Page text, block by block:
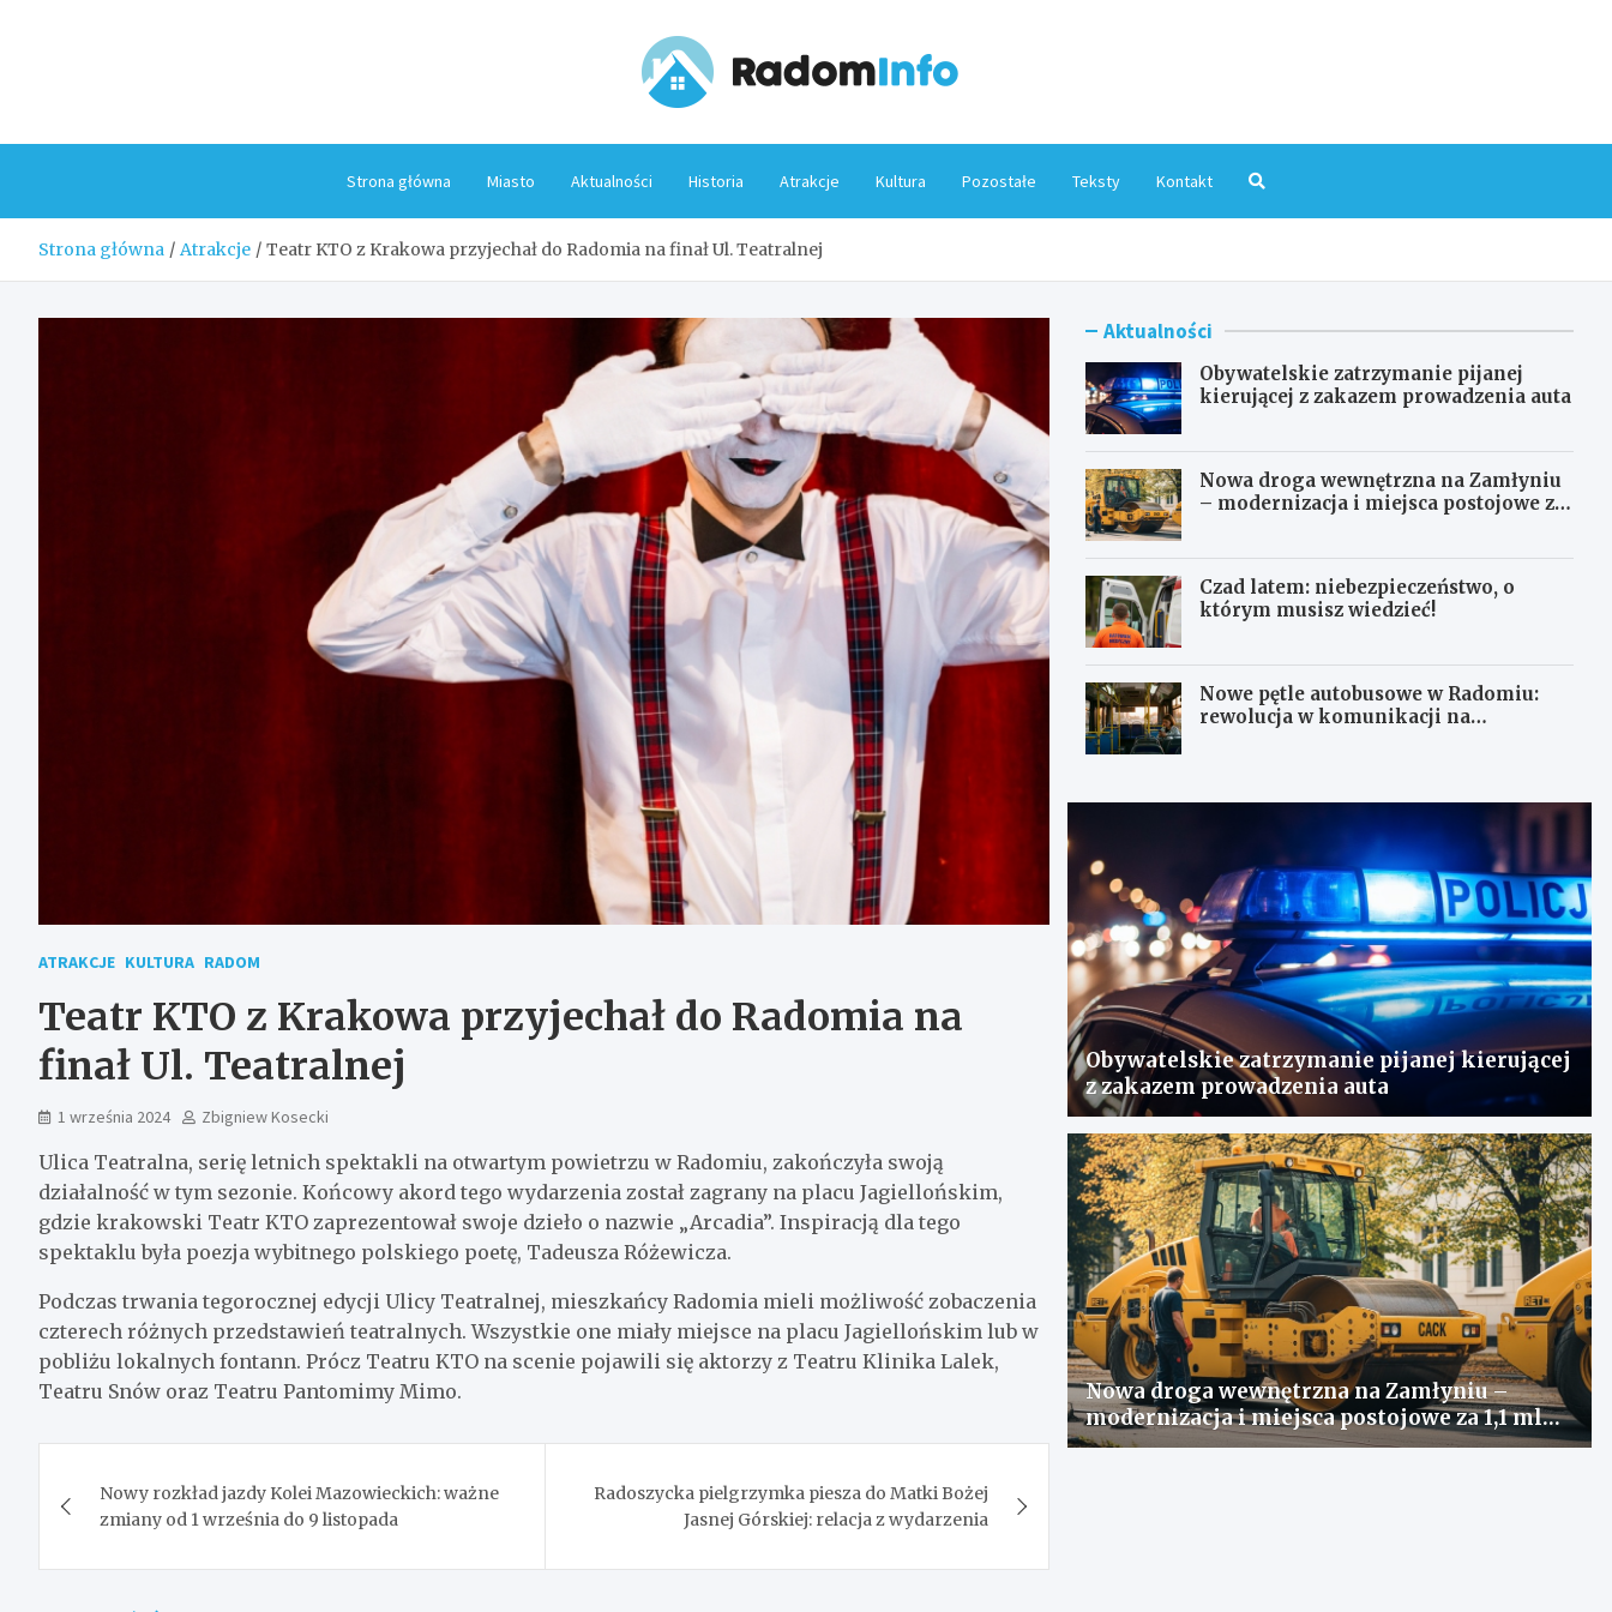
Strona główna Miasto Aktualności Historia Atrakcje Kultura Pozostałe Teksty Kontakt
Strona główna Atrakcje Teatr KTO z Krakowa przyjechał do Radomia na finał Ul. Teatralnej
ATRAKCJE KULTURA RADOM
Teatr KTO z Krakowa przyjechał do Radomia na
finał Ul. Teatralnej
1 września 2024 Zbigniew Kosecki
Ulica Teatralna, serię letnich spektakli na otwartym powietrzu w Radomiu, zakończyła swoją
działalność w tym sezonie. Końcowy akord tego wydarzenia został zagrany na placu Jagiellońskim,
gdzie krakowski Teatr KTO zaprezentował swoje dzieło o nazwie „Arcadia”. Inspiracją dla tego
spektaklu była poezja wybitnego polskiego poetę, Tadeusza Różewicza.
Podczas trwania tegorocznej edycji Ulicy Teatralnej, mieszkańcy Radomia mieli możliwość zobaczenia
czterech różnych przedstawień teatralnych. Wszystkie one miały miejsce na placu Jagiellońskim lub w
pobliżu lokalnych fontann. Prócz Teatru KTO na scenie pojawili się aktorzy z Teatru Klinika Lalek,
Teatru Snów oraz Teatru Pantomimy Mimo.
wpisu
Nowy rozkład jazdy Kolei Mazowieckich: ważne
zmiany od 1 września do 9 listopada
Radoszycka pielgrzymka piesza do Matki Bożej
Jasnej Górskiej: relacja z wydarzenia
Aktualności
Obywatelskie zatrzymanie pijanej
kierującej z zakazem prowadzenia auta
Nowa droga wewnętrzna na Zamłyniu
– modernizacja i miejsca postojowe za
Czad latem: niebezpieczeństwo, o
którym musisz wiedzieć!
Nowe pętle autobusowe w Radomiu:
rewolucja w komunikacji na
Obywatelskie zatrzymanie pijanej kierującej
z zakazem prowadzenia auta
Nowa droga wewnętrzna na Zamłyniu –
modernizacja i miejsca postojowe za 1,1 mln
zł